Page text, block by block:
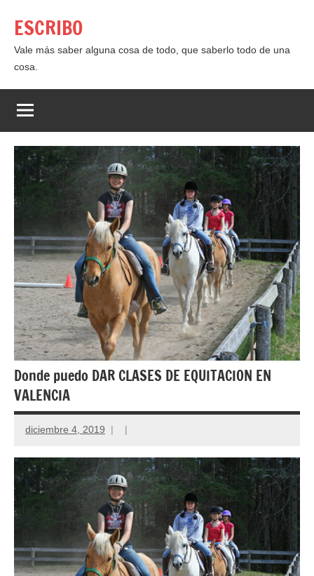
contenido
ESCRIBO
Vale más saber alguna cosa de todo, que saberlo todo de una
cosa.
Donde puedo DAR CLASES DE EQUITACION EN
VALENCIA
diciembre 4, 2019